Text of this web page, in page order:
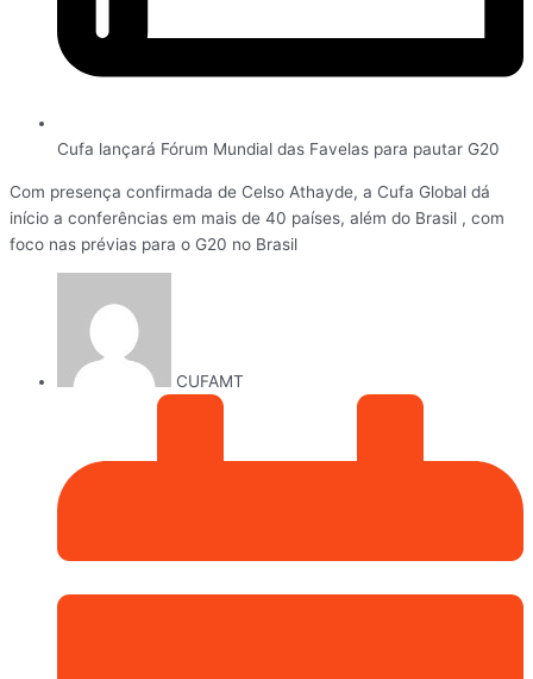
Cufa lançará Fórum Mundial das Favelas para pautar G20
Com presença confirmada de Celso Athayde, a Cufa Global dá
início a conferências em mais de 40 países, além do Brasil , com
foco nas prévias para o G20 no Brasil
CUFAMT